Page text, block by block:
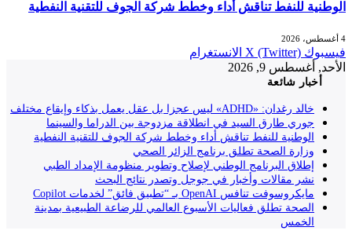
الوطنية للنفط تناقش أداء وخطط شركة الجوف للتقنية النفطية
فيسبوك X (Twitter) الانستغرام
الأحد, أغسطس 9, 2026
أخبار شائعة
خالد رغدان: «ADHD» ليس عجزا بل عقل يعمل بذكاء وإيقاع مختلف
جوري طارق السيد في انطلاقة مزدوجة بين الدراما والسينما
الوطنية للنفط تناقش أداء وخطط شركة الجوف للتقنية النفطية
وزارة الصحة تطلق برنامج الزائر الصحي
إطلاق البرنامج الوطني لإصلاح وتطوير منظومة الإمداد الطبي
نشر مقالات وأخبار في جوجل وتصدر نتائج البحث
مايكروسوفت تنافس OpenAI بـ “تطبيق فائق” لخدمات Copilot
الصحة تطلق فعاليات الأسبوع العالمي للرضاعة الطبيعية بمدينة
الخمس